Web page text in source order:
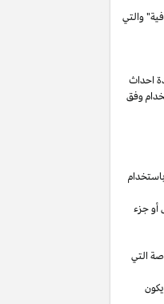
الاضافية" والتي
احداث
وفق
أو جزء
التي
قد يكون